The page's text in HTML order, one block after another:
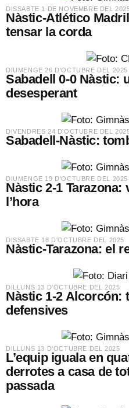
​DISSABTE 1 DE NOVEMBRE DEL
Nàstic-Atlético
tensar la corda
​DIUMENGE 26 D'OCTUBRE DEL 2025
Sabadell 0-0 Nàstic:
desesperant
​DIVENDRES 24 D'OCTUBRE DEL
Sabadell-Nàstic:
​DIUMENGE 19 D'OCTUBRE DEL 2025
Nàstic 2-1
l’hora
​DISSABTE 18 D'OCTUBRE DEL 2025
Nàstic-Tarazona: el
​DILLUNS 13 D'OCTUBRE DEL 2025
Nàstic 1-2 Alcorcón:
defensives
​DILLUNS 13 D'OCTUBRE DEL 2025
L’equip iguala en
derrotes a casa de
passada